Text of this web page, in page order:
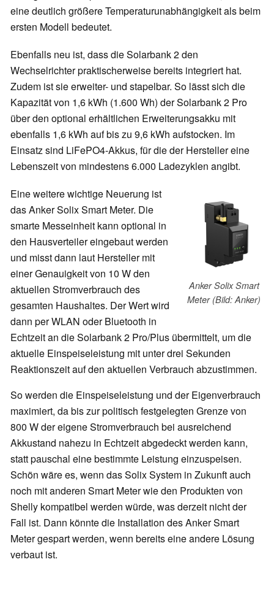
eine deutlich größere Temperaturunabhängigkeit als beim
ersten Modell bedeutet.
Ebenfalls neu ist, dass die Solarbank 2 den
Wechselrichter praktischerweise bereits integriert hat.
Zudem ist sie erweiter- und stapelbar. So lässt sich die
Kapazität von 1,6 kWh (1.600 Wh) der Solarbank 2 Pro
über den optional erhältlichen Erweiterungsakku mit
ebenfalls 1,6 kWh auf bis zu 9,6 kWh aufstocken. Im
Einsatz sind LiFePO4-Akkus, für die der Hersteller eine
Lebenszeit von mindestens 6.000 Ladezyklen angibt.
Anker Solix Smart
Meter (Bild: Anker)
Eine weitere wichtige Neuerung ist
das Anker Solix Smart Meter. Die
smarte Messeinheit kann optional in
den Hausverteiler eingebaut werden
und misst dann laut Hersteller mit
einer Genauigkeit von 10 W den
aktuellen Stromverbrauch des
gesamten Haushaltes. Der Wert wird
dann per WLAN oder Bluetooth in
Echtzeit an die Solarbank 2 Pro/Plus übermittelt, um die
aktuelle Einspeiseleistung mit unter drei Sekunden
Reaktionszeit auf den aktuellen Verbrauch abzustimmen.
So werden die Einspeiseleistung und der Eigenverbrauch
maximiert, da bis zur politisch festgelegten Grenze von
800 W der eigene Stromverbrauch bei ausreichend
Akkustand nahezu in Echtzeit abgedeckt werden kann,
statt pauschal eine bestimmte Leistung einzuspeisen.
Schön wäre es, wenn das Solix System in Zukunft auch
noch mit anderen Smart Meter wie den Produkten von
Shelly kompatibel werden würde, was derzeit nicht der
Fall ist. Dann könnte die Installation des Anker Smart
Meter gespart werden, wenn bereits eine andere Lösung
verbaut ist.